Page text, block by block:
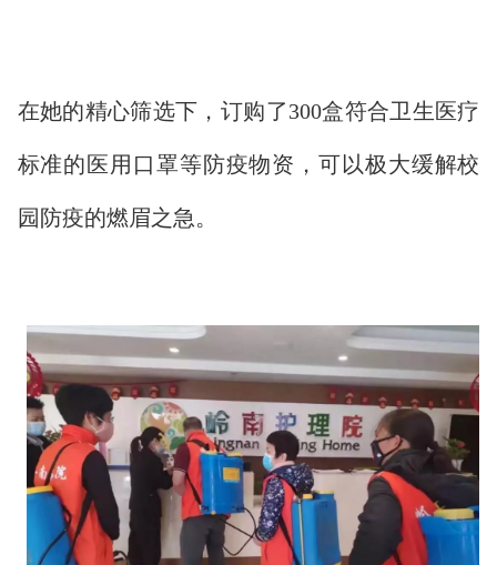
在她的精心筛选下，订购了300盒符合卫生医疗
标准的医用口罩等防疫物资，可以极大缓解校
园防疫的燃眉之急。